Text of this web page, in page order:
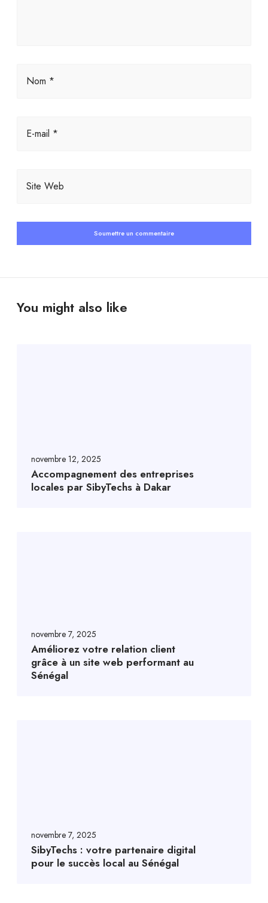
Nom *
E-mail *
Site Web
You might also like
novembre 12, 2025
Accompagnement des entreprises
locales par SibyTechs à Dakar
novembre 7, 2025
Améliorez votre relation client
grâce à un site web performant au
Sénégal
novembre 7, 2025
SibyTechs : votre partenaire digital
pour le succès local au Sénégal